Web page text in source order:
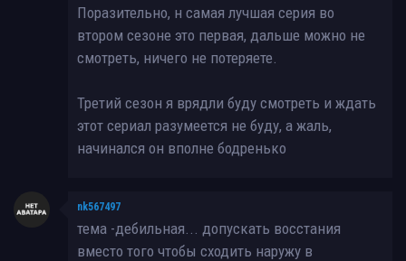
Поразительно, н самая лучшая серия во
втором сезоне это первая, дальше можно не
смотреть, ничего не потеряете.
Третий сезон я врядли буду смотреть и ждать
этот сериал разумеется не буду, а жаль,
начинался он вполне бодренько
nk567497
тема -дебильная... допускать восстания
вместо того чтобы сходить наружу в